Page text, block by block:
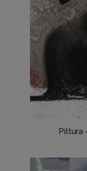
Pittura